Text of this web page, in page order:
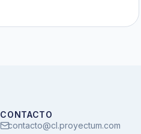
CONTACTO
contacto@cl.proyectum.com